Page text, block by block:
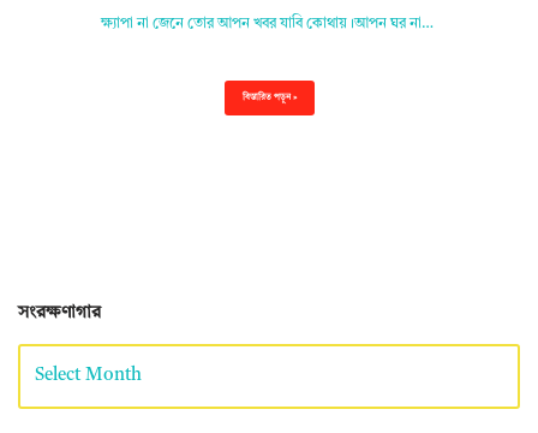
ক্ষ্যাপা না জেনে তোর আপন খবর যাবি কোথায়।আপন ঘর না…
বিস্তারিত পড়ুন »
সংরক্ষণাগার